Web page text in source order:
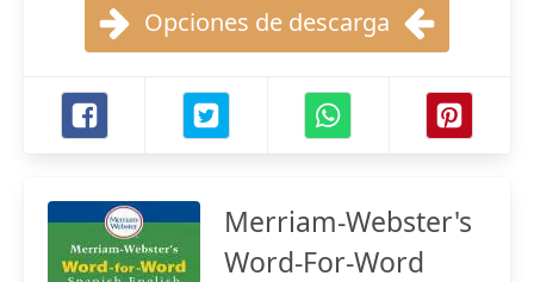
Opciones de descarga
Merriam-Webster's
Word-For-Word